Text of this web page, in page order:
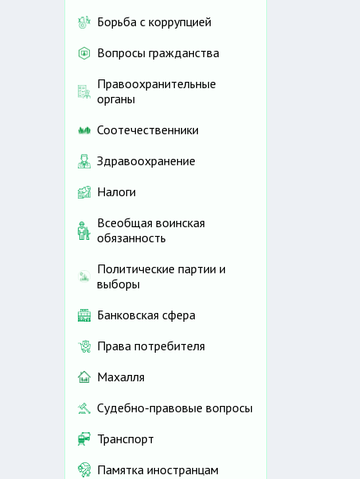
Борьба с коррупцией
Вопросы гражданства
Правоохранительные
органы
Соотечественники
Здравоохранение
Налоги
Всеобщая воинская
обязанность
Политические партии и
выборы
Банковская сфера
Права потребителя
Махалля
Судебно-правовые вопросы
Транспорт
Памятка иностранцам